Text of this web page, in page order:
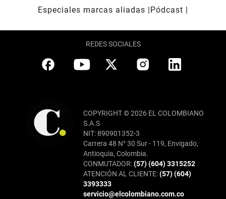
Especiales marcas aliadas
Pódcast
REDES SOCIALES
COPYRIGHT © 2026 EL COLOMBIANO
S.A.S
NIT: 890901352-3
Carrera 48 N° 30 Sur - 119, Envigado,
Antioquia, Colombia.
CONMUTADOR:(57) (604) 3315252
ATENCIÓN AL CLIENTE:(57) (604)
3393333
servicio@elcolombiano.com.co